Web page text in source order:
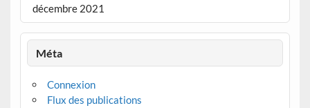
décembre 2021
Méta
Connexion
Flux des publications